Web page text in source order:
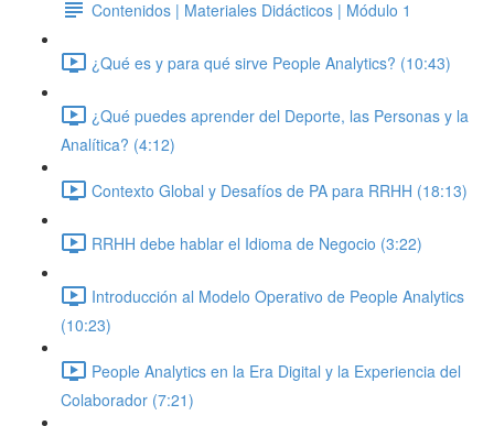
Contenidos | Materiales Didácticos | Módulo 1
¿Qué es y para qué sirve People Analytics? (10:43)
¿Qué puedes aprender del Deporte, las Personas y la
Analítica? (4:12)
Contexto Global y Desafíos de PA para RRHH (18:13)
RRHH debe hablar el Idioma de Negocio (3:22)
Introducción al Modelo Operativo de People Analytics
(10:23)
People Analytics en la Era Digital y la Experiencia del
Colaborador (7:21)